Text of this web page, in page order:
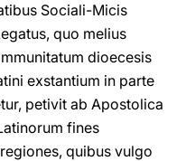
Sociali-Micis
quo melius
dioecesis
exstantium in parte
petivit ab Apostolica
fines
quibus vulgo